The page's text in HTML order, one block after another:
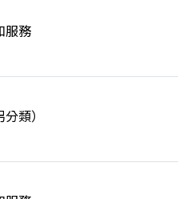
服務
類）